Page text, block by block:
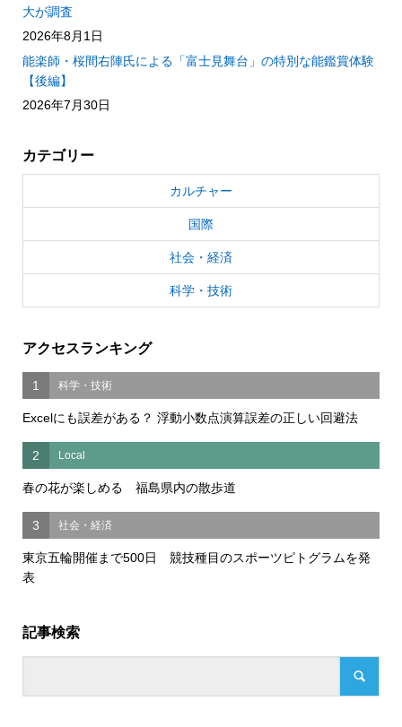
大が調査
2026年8月1日
能楽師・桜間右陣氏による「富士見舞台」の特別な能鑑賞体験
【後編】
2026年7月30日
カテゴリー
カルチャー
国際
社会・経済
科学・技術
アクセスランキング
1 科学・技術
Excelにも誤差がある？ 浮動小数点演算誤差の正しい回避法
2 Local
春の花が楽しめる 福島県内の散歩道
3 社会・経済
東京五輪開催まで500日 競技種目のスポーツピトグラムを発
表
記事検索